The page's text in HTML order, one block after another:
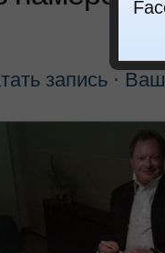
запись ⋅